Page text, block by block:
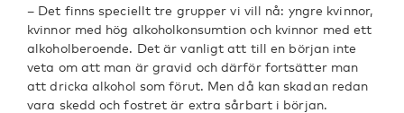
– Det finns speciellt tre grupper vi vill nå: yngre kvinnor,
kvinnor med hög alkoholkonsumtion och kvinnor med ett
alkoholberoende. Det är vanligt att till en början inte
veta om att man är gravid och därför fortsätter man
att dricka alkohol som förut. Men då kan skadan redan
vara skedd och fostret är extra sårbart i början.